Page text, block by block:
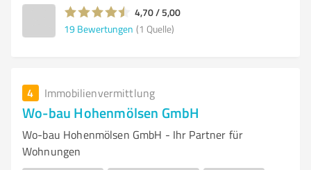
4,70 / 5,00
19 Bewertungen (1 Quelle)
4 Immobilienvermittlung
Wo-bau Hohenmölsen GmbH
Wo-bau Hohenmölsen GmbH - Ihr Partner für
Wohnungen